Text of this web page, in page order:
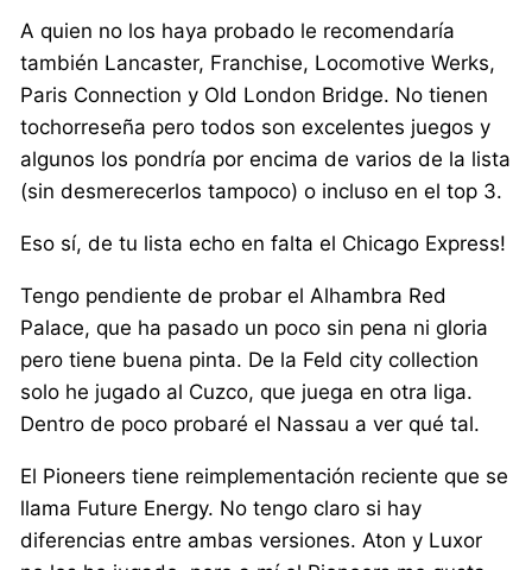
A quien no los haya probado le recomendaría
también Lancaster, Franchise, Locomotive Werks,
Paris Connection y Old London Bridge. No tienen
tochorreseña pero todos son excelentes juegos y
algunos los pondría por encima de varios de la lista
(sin desmerecerlos tampoco) o incluso en el top 3.
Eso sí, de tu lista echo en falta el Chicago Express!
Tengo pendiente de probar el Alhambra Red
Palace, que ha pasado un poco sin pena ni gloria
pero tiene buena pinta. De la Feld city collection
solo he jugado al Cuzco, que juega en otra liga.
Dentro de poco probaré el Nassau a ver qué tal.
El Pioneers tiene reimplementación reciente que se
llama Future Energy. No tengo claro si hay
diferencias entre ambas versiones. Aton y Luxor